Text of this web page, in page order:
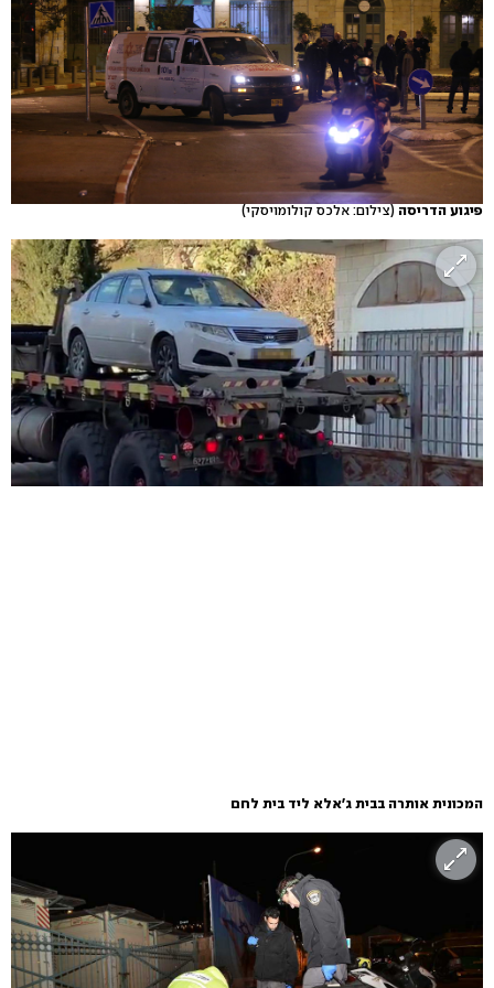
פיגוע הדריסה (צילום: אלכס קולומויסקי)
המכונית אותרה בבית ג'אלא ליד בית לחם